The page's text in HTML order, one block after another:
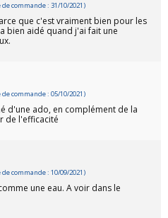
de commande : 31/10/2021)
que c'est vraiment bien pour les
bien aidé quand j'ai fait une
de commande : 05/10/2021)
d'une ado, en complément de la
de l'efficacité
de commande : 10/09/2021)
une eau. A voir dans le